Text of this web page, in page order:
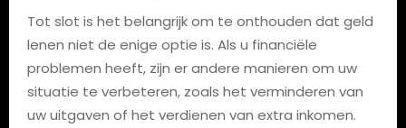
Tot slot is het belangrijk om te onthouden dat geld
lenen niet de enige optie is. Als u financiële
problemen heeft, zijn er andere manieren om uw
situatie te verbeteren, zoals het verminderen van
uw uitgaven of het verdienen van extra inkomen.